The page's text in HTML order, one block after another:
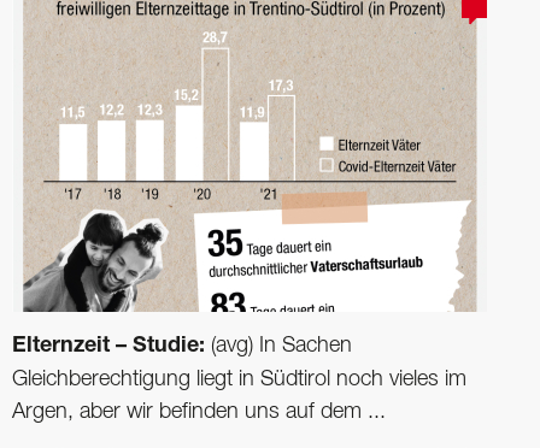
Elternzeit – Studie: (avg) In Sachen
Gleichberechtigung liegt in Südtirol noch vieles im
Argen, aber wir befinden uns auf dem ...